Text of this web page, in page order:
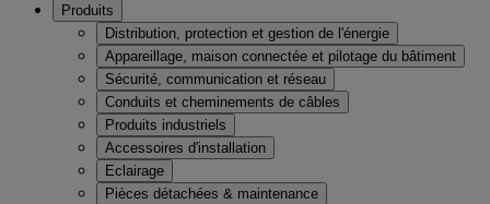
Produits
Distribution, protection et gestion de l'énergie
Appareillage, maison connectée et pilotage du bâtiment
Sécurité, communication et réseau
Conduits et cheminements de câbles
Produits industriels
Accessoires d'installation
Eclairage
Pièces détachées & maintenance